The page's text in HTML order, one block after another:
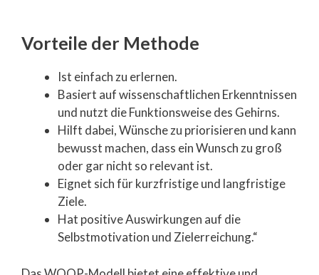
Vorteile der Methode
Ist einfach zu erlernen.
Basiert auf wissenschaftlichen Erkenntnissen
und nutzt die Funktionsweise des Gehirns.
Hilft dabei, Wünsche zu priorisieren und kann
bewusst machen, dass ein Wunsch zu groß
oder gar nicht so relevant ist.
Eignet sich für kurzfristige und langfristige
Ziele.
Hat positive Auswirkungen auf die
Selbstmotivation und Zielerreichung.“